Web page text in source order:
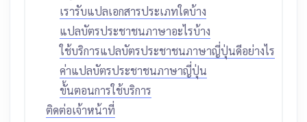
เรารับแปลเอกสารประเภทใดบ้าง
แปลบัตรประชาชนภาษาอะไรบ้าง
ใช้บริการแปลบัตรประชาชนภาษาญี่ปุ่นดีอย่างไร
ค่าแปลบัตรประชาชนภาษาญี่ปุ่น
ขั้นตอนการใช้บริการ
ติดต่อเจ้าหน้าที่